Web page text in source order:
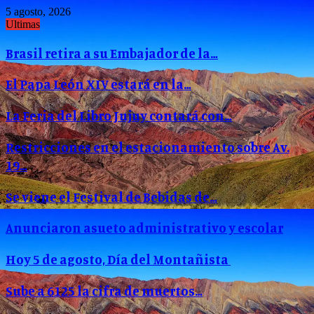
5 agosto, 2026
Ultimas
Brasil retira a su Embajador de la…
El Papa León XIV estará en la…
La Feria del Libro Jujuy contará con…
Restricciones en el estacionamiento sobre Av.
19…
Se viene el Festival de Bebidas de…
Anunciaron asueto administrativo y escolar
Hoy 5 de agosto, Día del Montañista
Sube a 6125 la cifra de muertos…